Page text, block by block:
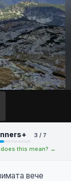
3 / 7
this mean? →
вече